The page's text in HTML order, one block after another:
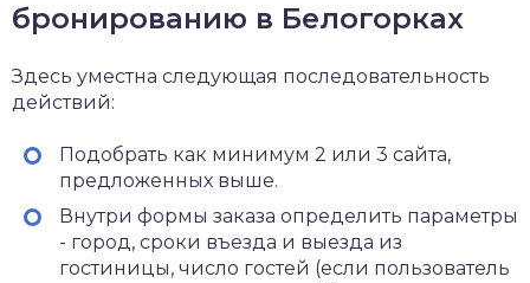
бронированию в Белогорках
Здесь уместна следующая последовательность
действий:
Подобрать как минимум 2 или 3 сайта,
предложенных выше.
Внутри формы заказа определить параметры
- город, сроки въезда и выезда из
гостиницы, число гостей (если пользователь